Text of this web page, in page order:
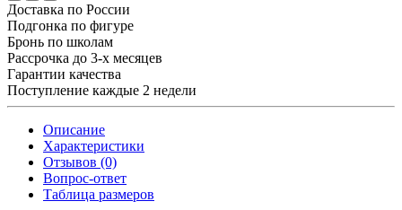
Доставка по России
Подгонка по фигуре
Бронь по школам
Рассрочка до 3-х месяцев
Гарантии качества
Поступление каждые 2 недели
Описание
Характеристики
Отзывов (0)
Вопрос-ответ
Таблица размеров